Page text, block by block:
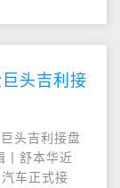
巨头吉利接
头吉利接盘
丨舒本华近
车正式接